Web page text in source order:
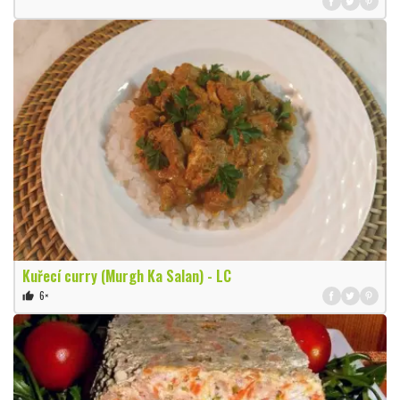
Kuřecí curry (Murgh Ka Salan) - LC
thumb_up 6×